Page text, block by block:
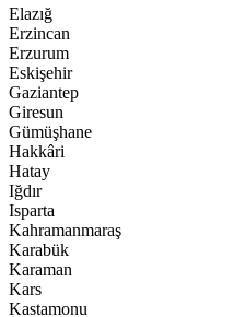
Elazığ
Erzincan
Erzurum
Eskişehir
Gaziantep
Giresun
Gümüşhane
Hakkâri
Hatay
Iğdır
Isparta
Kahramanmaraş
Karabük
Karaman
Kars
Kastamonu